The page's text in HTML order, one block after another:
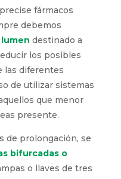
fármacos
debemos
lumen destinado a
los posibles
las diferentes
de utilizar sistemas
que menor
presente.
de prolongación, se
bifurcadas o
o llaves de tres